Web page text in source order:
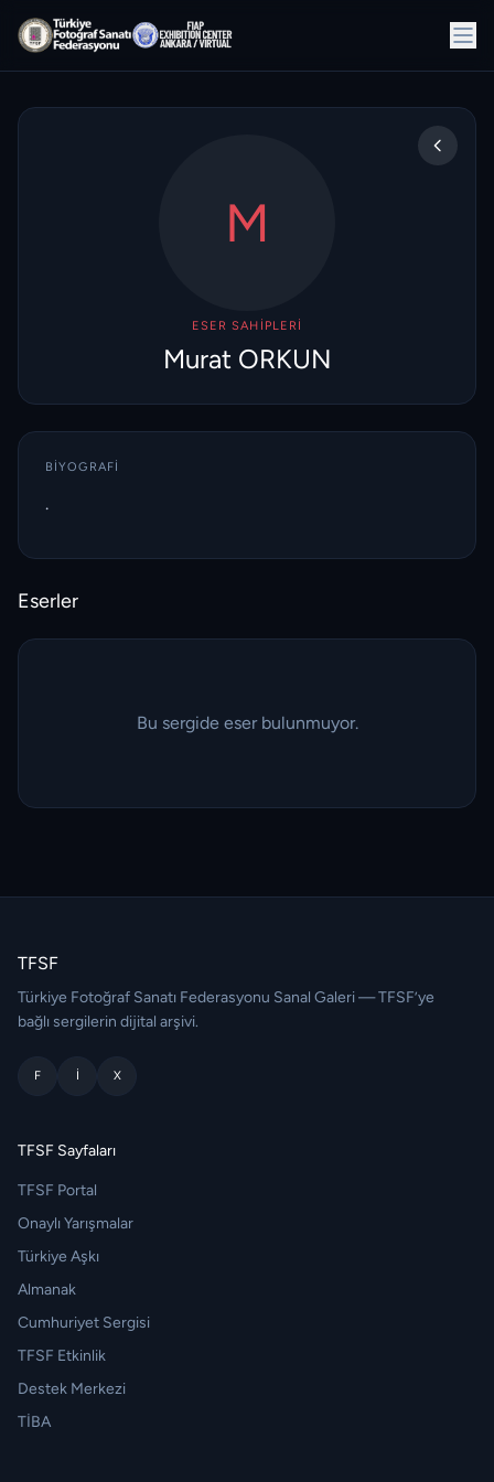
M
ESER SAHIPLERI
Murat ORKUN
BIYOGRAFI
.
Eserler
Bu sergide eser bulunmuyor.
TFSF
Türkiye Fotoğraf Sanatı Federasyonu Sanal Galeri — TFSF’ye
bağlı sergilerin dijital arşivi.
F I X
TFSF Sayfaları
TFSF Portal
Onaylı Yarışmalar
Türkiye Aşkı
Almanak
Cumhuriyet Sergisi
TFSF Etkinlik
Destek Merkezi
TİBA